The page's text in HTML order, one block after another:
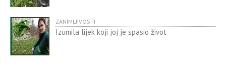
ZANIMLJIVOSTI
Izumila lijek koji joj je spasio život